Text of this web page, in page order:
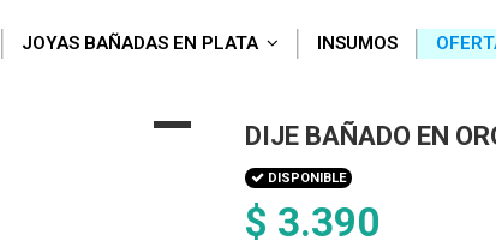
JOYAS BAÑADAS EN PLATA INSUMOS
DIJE BAÑADO EN
DISPONIBLE
$ 3.390